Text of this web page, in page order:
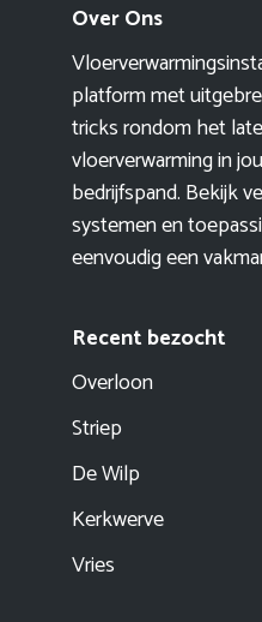
Over Ons
platform met
tricks rondom het
vloerverwarming in
bedrijfspand. Bekijk
systemen en
eenvoudig een
Recent bezocht
Overloon
Striep
De Wilp
Kerkwerve
Vries